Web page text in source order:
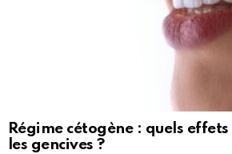
Régime cétogène : quels
les gencives ?